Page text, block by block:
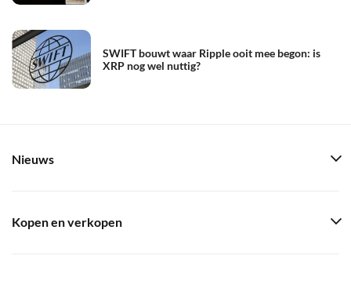
SWIFT bouwt waar Ripple ooit mee begon: is
XRP nog wel nuttig?
Nieuws
Kopen en verkopen